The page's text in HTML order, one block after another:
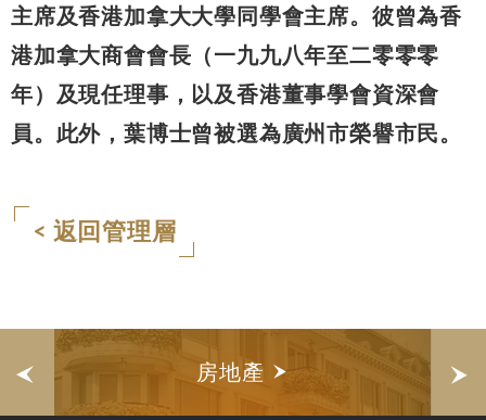
主席及香港加拿大大學同學會主席。彼曾為香
港加拿大商會會長（一九九八年至二零零零
年）及現任理事，以及香港董事學會資深會
員。此外，葉博士曾被選為廣州市榮譽市民。
< 返回管理層
房地產